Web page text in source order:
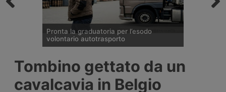
Pronta la graduatoria per l’esodo
volontario autotrasporto
degli Autotrasportatori ha pubblicato
l’elenco delle 133 imprese monoveicolari
ammesse agli incentivi da 15mila euro per
Tombino gettato da un
cavalcavia in Belgio